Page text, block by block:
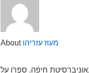
About מעוז עזריהו
חיפה. סִפְרֹו על